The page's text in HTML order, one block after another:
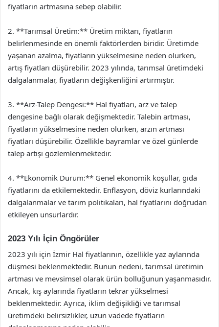
fiyatların artmasına sebep olabilir.
2. **Tarımsal Üretim:** Üretim miktarı, fiyatların
belirlenmesinde en önemli faktörlerden biridir. Üretimde
yaşanan azalma, fiyatların yükselmesine neden olurken,
artış fiyatları düşürebilir. 2023 yılında, tarımsal üretimdeki
dalgalanmalar, fiyatların değişkenliğini artırmıştır.
3. **Arz-Talep Dengesi:** Hal fiyatları, arz ve talep
dengesine bağlı olarak değişmektedir. Talebin artması,
fiyatların yükselmesine neden olurken, arzın artması
fiyatları düşürebilir. Özellikle bayramlar ve özel günlerde
talep artışı gözlemlenmektedir.
4. **Ekonomik Durum:** Genel ekonomik koşullar, gıda
fiyatlarını da etkilemektedir. Enflasyon, döviz kurlarındaki
dalgalanmalar ve tarım politikaları, hal fiyatlarını doğrudan
etkileyen unsurlardır.
2023 Yılı İçin Öngörüler
2023 yılı için İzmir Hal fiyatlarının, özellikle yaz aylarında
düşmesi beklenmektedir. Bunun nedeni, tarımsal üretimin
artması ve mevsimsel olarak ürün bolluğunun yaşanmasıdır.
Ancak, kış aylarında fiyatların tekrar yükselmesi
beklenmektedir. Ayrıca, iklim değişikliği ve tarımsal
üretimdeki belirsizlikler, uzun vadede fiyatların